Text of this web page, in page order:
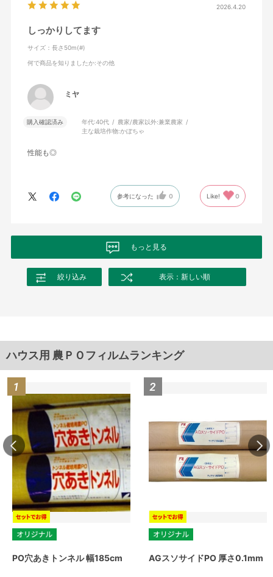
2026.4.20
しっかりしてます
サイズ：長さ50m(#)
何で商品を知りましたか:その他
ミヤ
購入確認済み 年代:40代 農家/農家以外:兼業農家
主な栽培作物:かぼちゃ
性能も◎
参考になった 0 Like! 0
もっと見る
絞り込み 表示：新しい順
ハウス用 農ＰＯフィルムランキング
PO穴あきトンネル 幅185cm AGスソサイドPO 厚さ0.1mm